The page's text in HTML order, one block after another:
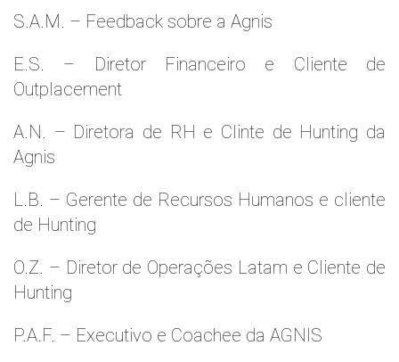
S.A.M. – Feedback sobre a Agnis
E.S. – Diretor Financeiro e Cliente de
Outplacement
A.N. – Diretora de RH e Clinte de Hunting da
Agnis
L.B. – Gerente de Recursos Humanos e cliente
de Hunting
O.Z. – Diretor de Operações Latam e Cliente de
Hunting
P.A.F. – Executivo e Coachee da AGNIS